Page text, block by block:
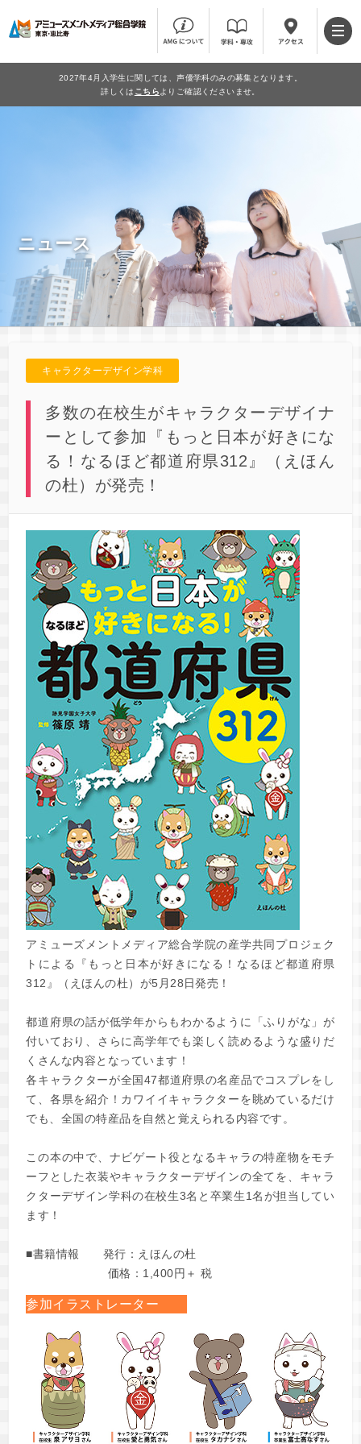
2027年4月入学生に関しては、声優学科のみの募集となります。
詳しくは こちら よりご確認くださいませ。
ニュース
キャラクターデザイン学科
多数の在校生がキャラクターデザイナ
ーとして参加『もっと日本が好きにな
る！なるほど都道府県312』（えほん
の杜）が発売！
アミューズメントメディア総合学院の産学共同プロジェク
トによる『もっと日本が好きになる！なるほど都道府県
312』（えほんの杜）が5月28日発売！
都道府県の話が低学年からもわかるように「ふりがな」が
付いており、さらに高学年でも楽しく読めるような盛りだ
くさんな内容となっています！
各キャラクターが全国47都道府県の名産品でコスプレをし
て、各県を紹介！カワイイキャラクターを眺めているだけ
でも、全国の特産品を自然と覚えられる内容です。
この本の中で、ナビゲート役となるキャラの特産物をモチ
ーフとした衣装やキャラクターデザインの全てを、キャラ
クターデザイン学科の在校生3名と卒業生1名が担当してい
ます！
■書籍情報 発行：えほんの杜
価格：1,400円＋ 税
参加イラストレーター